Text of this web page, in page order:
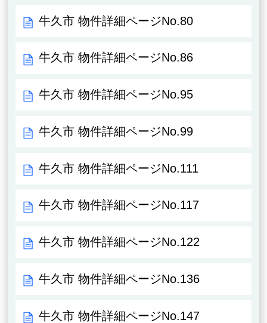
牛久市 物件詳細ページNo.80
牛久市 物件詳細ページNo.86
牛久市 物件詳細ページNo.95
牛久市 物件詳細ページNo.99
牛久市 物件詳細ページNo.111
牛久市 物件詳細ページNo.117
牛久市 物件詳細ページNo.122
牛久市 物件詳細ページNo.136
牛久市 物件詳細ページNo.147